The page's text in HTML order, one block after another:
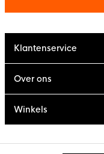
Klantenservice
Over ons
Winkels